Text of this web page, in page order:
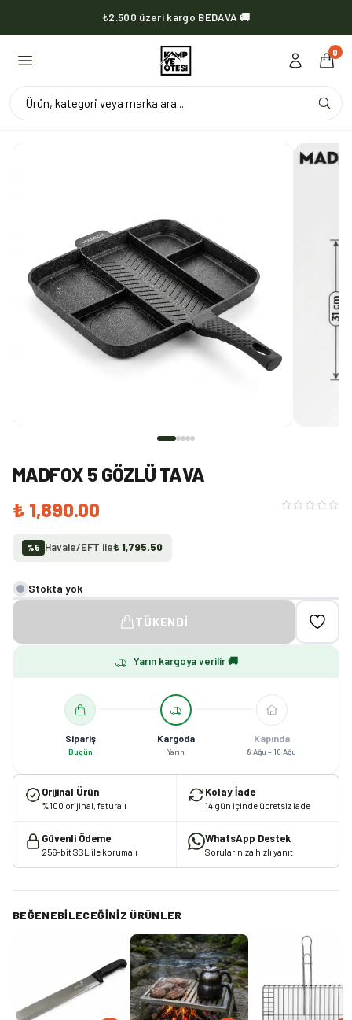
₺2.500 üzeri kargo BEDAVA 🚚
KVOX ürünlerinde kargo her zaman bedava 🔥
0
Ürün, kategori veya marka ara...
MADFOX 5 GÖZLÜ TAVA
₺ 1,890.00
%5 Havale/EFT ile₺ 1,795.50
Stokta yok
TÜKENDI
Yarın kargoya verilir 🚚
Sipariş
Bugün
Kargoda
Yarın
Kapında
8 Ağu – 10 Ağu
Orijinal Ürün
%100 orijinal, faturalı
Kolay İade
14 gün içinde ücretsiz iade
Güvenli Ödeme
256-bit SSL ile korumalı
WhatsApp Destek
Sorularınıza hızlı yanıt
BEĞENEBILECEĞINIZ ÜRÜNLER